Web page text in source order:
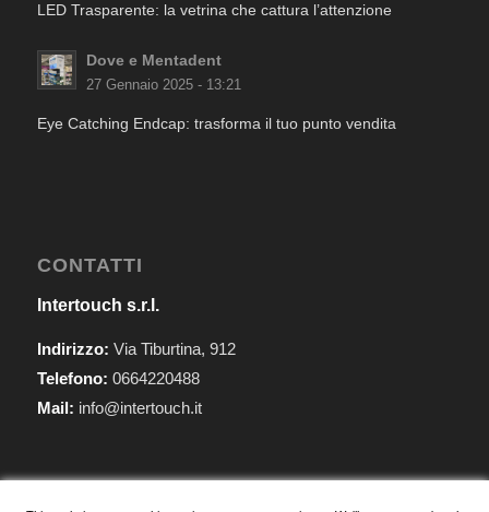
LED Trasparente: la vetrina che cattura l’attenzione
Dove e Mentadent
27 Gennaio 2025 - 13:21
Eye Catching Endcap: trasforma il tuo punto vendita
CONTATTI
Intertouch s.r.l.
Indirizzo: Via Tiburtina, 912
Telefono: 0664220488
Mail: info@intertouch.it